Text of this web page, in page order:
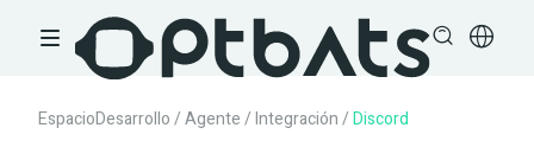
EspacioDesarrollo/Agente/Integración/Discord